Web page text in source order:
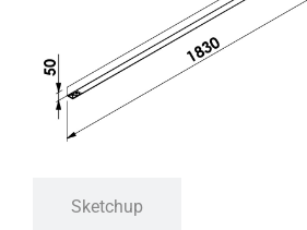
Sketchup